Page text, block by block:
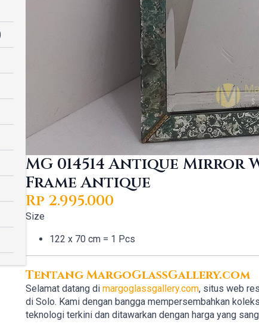
MG 014514 Antique Mirror
Frame Antique
Rp 2.995.000
Size
122 x 70 cm = 1 Pcs
Tentang MargoGlassGallery.com
Selamat datang di margoglassgallery.com, situs web
di Solo. Kami dengan bangga mempersembahkan
teknologi terkini dan ditawarkan dengan harga yang